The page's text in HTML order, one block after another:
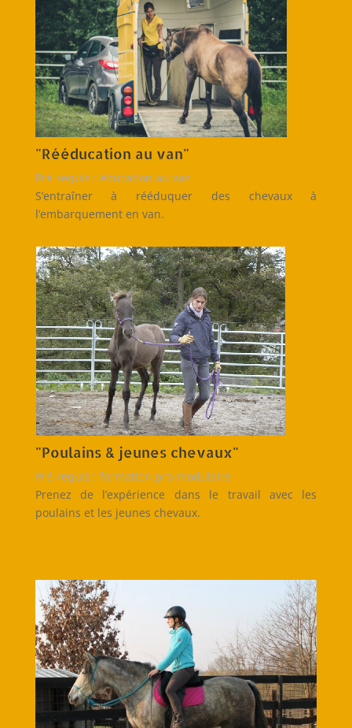
"Rééducation au van"
Pré-requis : éducation au van
S’entraîner à rééduquer des chevaux à
l’embarquement en van.
"Poulains & jeunes chevaux"
Pré-requis : formation pro-modulaire
Prenez de l’expérience dans le travail avec les
poulains et les jeunes chevaux.